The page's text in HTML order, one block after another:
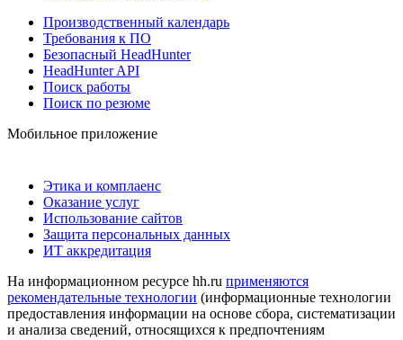
Производственный календарь
Требования к ПО
Безопасный HeadHunter
HeadHunter API
Поиск работы
Поиск по резюме
Мобильное приложение
Этика и комплаенс
Оказание услуг
Использование сайтов
Защита персональных данных
ИТ аккредитация
На информационном ресурсе hh.ru применяются
рекомендательные технологии (информационные технологии
предоставления информации на основе сбора, систематизации
и анализа сведений, относящихся к предпочтениям